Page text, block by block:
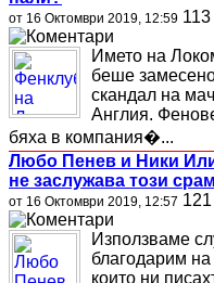
от 16 Октомври 2019, 12:59 113
Името на
беше
скандал на
Англия.
бяха в компания�...
Любо Пенев и Ники
не заслужава този срам
от 16 Октомври 2019, 12:57 121
Използваме
благодарим на
които ни